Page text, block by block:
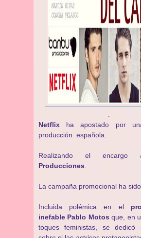
Netflix ha apostado por
producción española.
Realizando el encargo
Producciones
La campaña promocional ha
Incluida polémica en el
inefable Pablo Motos que, en
toques feministas, se dedicó